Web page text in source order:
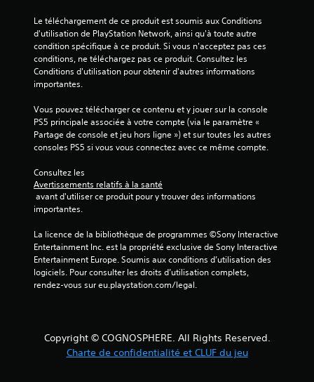
s
s
5
(
7
a
Le téléchargement de ce produit est soumis aux Conditions
d'utilisation de PlayStation Network, ainsi qu'à toute autre
condition spécifique à ce produit. Si vous n'acceptez pas ces
conditions, ne téléchargez pas ce produit. Consultez les
Conditions d'utilisation pour obtenir d'autres informations
importantes.
Vous pouvez télécharger ce contenu et y jouer sur la console
PS5 principale associée à votre compte (via le paramètre «
Partage de console et jeu hors ligne ») et sur toutes les autres
consoles PS5 si vous vous connectez avec ce même compte.
Consultez les
Avertissements relatifs à la santé
importantes.
La licence de la bibliothèque de programmes ©Sony Interactive
Entertainment Inc. est la propriété exclusive de Sony Interactive
Entertainment Europe. Soumis aux conditions d’utilisation des
logiciels. Pour consulter les droits d’utilisation complets,
rendez-vous sur eu.playstation.com/legal.
Copyright © COGNOSPHERE. All Rights Reserved.
Charte de confidentialité et CLUF du jeu